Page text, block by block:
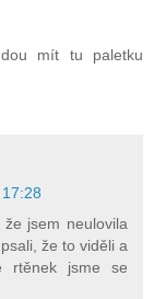
mít tu paletku
jsem neulovila
že to viděli a
rtěnek jsme se